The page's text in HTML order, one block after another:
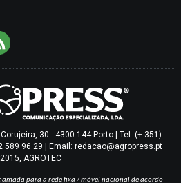
30 - 4300-144 Porto | Tel: (+ 351)
589 96 29 | Email: redacao@agropress.pt
AGROTEC
para a rede fixa / móvel nacional de acordo